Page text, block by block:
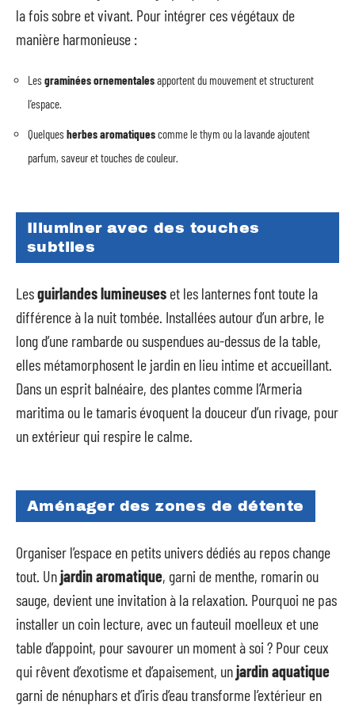
la fois sobre et vivant. Pour intégrer ces végétaux de
manière harmonieuse :
Les graminées ornementalesapportent du mouvement et structurent
l’espace.
Quelques herbes aromatiquescomme le thym ou la lavande ajoutent
parfum, saveur et touches de couleur.
Illuminer avec des touches
subtiles
Lesguirlandes lumineuses et les lanternes font toute la
différence à la nuit tombée. Installées autour d’un arbre, le
long d’une rambarde ou suspendues au-dessus de la table,
elles métamorphosent le jardin en lieu intime et accueillant.
Dans un esprit balnéaire, des plantes comme l’Armeria
maritima ou le tamaris évoquent la douceur d’un rivage, pour
un extérieur qui respire le calme.
Aménager des zones de détente
Organiser l’espace en petits univers dédiés au repos change
tout. Unjardin aromatique, garni de menthe, romarin ou
sauge, devient une invitation à la relaxation. Pourquoi ne pas
installer un coin lecture, avec un fauteuil moelleux et une
table d’appoint, pour savourer un moment à soi ? Pour ceux
qui rêvent d’exotisme et d’apaisement, unjardin aquatique
garni de nénuphars et d’iris d’eau transforme l’extérieur en